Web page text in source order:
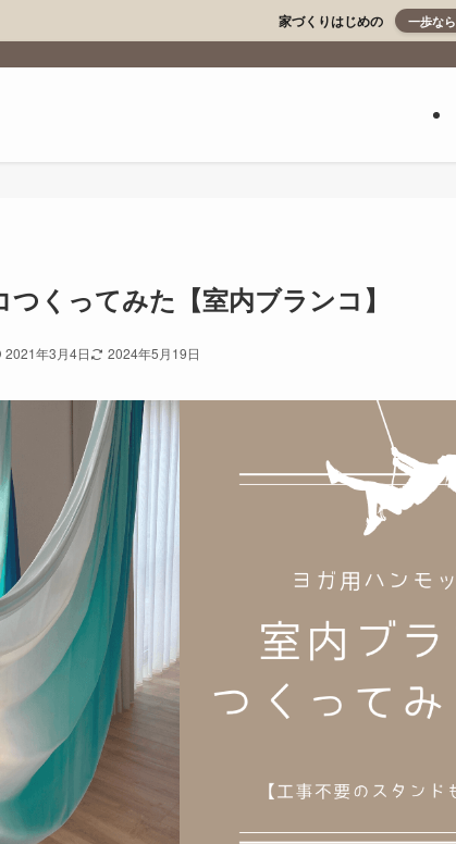
家づくりはじめの 一歩なら
くってみた【室内ブランコ】
2021年3月4日 2024年5月19日